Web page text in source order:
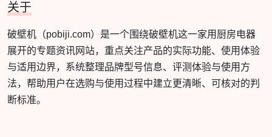
关于
破壁机（pobiji.com）是一个围绕破壁机这一家用厨房电器
展开的专题资讯网站，重点关注产品的实际功能、使用体验
与适用边界，系统整理品牌型号信息、评测体验与使用方
法，帮助用户在选购与使用过程中建立更清晰、可核对的判
断标准。